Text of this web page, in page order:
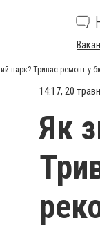
парк? Триває ремонт у
14:17, 20
Як